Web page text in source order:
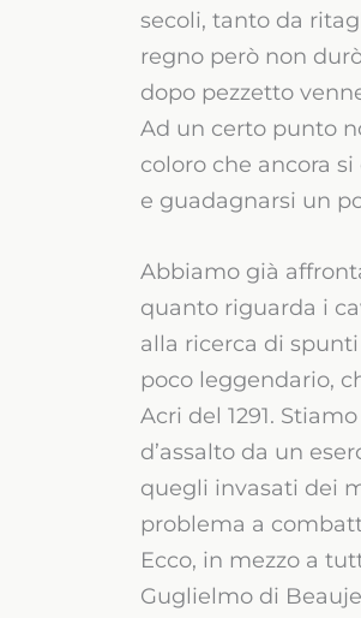
secoli, tanto da
regno però non
dopo pezzetto
Ad un certo punto
coloro che ancora
e guadagnarsi un
Abbiamo già
quanto riguarda i
alla ricerca di
poco leggendario,
Acri del 1291.
d’assalto da un
quegli invasati dei
problema a
Ecco, in mezzo a
Guglielmo di